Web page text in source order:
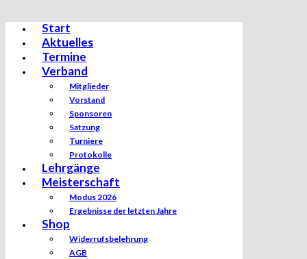
Start
Aktuelles
Termine
Verband
Mitglieder
Vorstand
Sponsoren
Satzung
Turniere
Protokolle
Lehrgänge
Meisterschaft
Modus 2026
Ergebnisse der letzten Jahre
Shop
Widerrufsbelehrung
AGB